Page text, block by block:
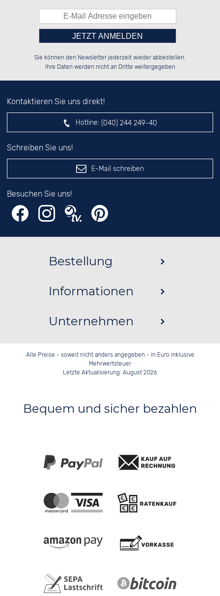
░░████░░██░░██░░░░░░██░░██░░██░░
░░░░██░░██████░░░░████░░██░░██░░
░░░░██░░░░░░██░░██░░░░░░██░░██░░
Bitte tragen Sie die Zahl in
das nebenstehende Feld ein.
Sie können den Newsletter jederzeit wieder abbestellen.
Ihre Daten werden nicht an Dritte weitergegeben
Kontaktieren Sie uns direkt!
Hotline: (040) 244 249-40
Schreiben Sie uns!
E-Mail schreiben
Besuchen Sie uns!
Bestellung
Informationen
Unternehmen
Alle Preise - soweit nicht anders angegeben - in Euro inklusive
Mehrwertsteuer
Letzte Aktualisierung: August 2026
Bequem und sicher bezahlen